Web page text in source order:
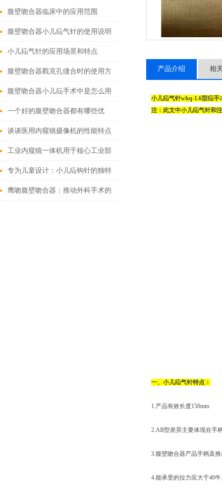
腹壁吻合器临床中的应用范围
腹壁吻合器小儿疝气针的使用说明
小儿疝气针的应用场景和特点
腹壁吻合器戳克孔缝合时的使用方
法
腹壁吻合器小儿疝手术中是怎么用
的
一个好的腹壁吻合器都有哪些优
点？
谈谈医用内窥镜摄像机的性能特点
和使用注意事项
工业内窥镜一体机用于核心工业部
门无损检测
专为儿童设计：小儿疝钩针的独特
之处
鹰吻腹壁吻合器：推动外科手术的
产品介绍 相
小儿疝气针whq-1.6型疝手
注：此文中小儿疝气针和
一、小儿疝气针特点：
1.产品有效长度150mm
2.AB型差异主要体现在手
3.腹壁吻合器产品手柄及
4.能承受的拉力应大于40